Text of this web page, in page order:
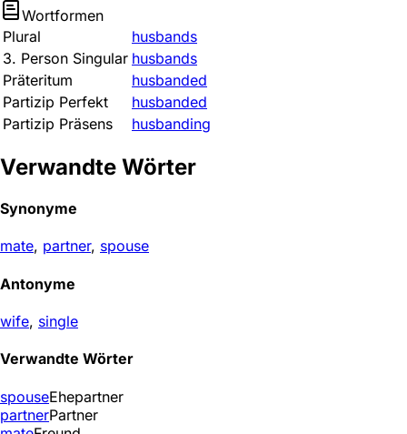
Wortformen
Plural
husbands
3. Person Singular husbands
Präteritum
husbanded
Partizip Perfekt
husbanded
Partizip Präsens
husbanding
Verwandte Wörter
Synonyme
mate, partner, spouse
Antonyme
wife, single
Verwandte Wörter
spouseEhepartner
partnerPartner